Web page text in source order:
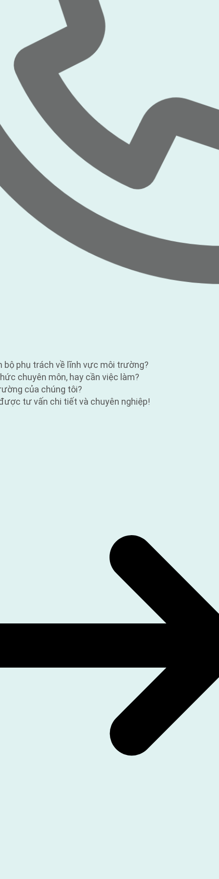
bộ phụ trách về lĩnh vực môi trường?
chuyên môn, hay cần việc làm?
của chúng tôi?
tư vấn chi tiết và chuyên nghiệp!